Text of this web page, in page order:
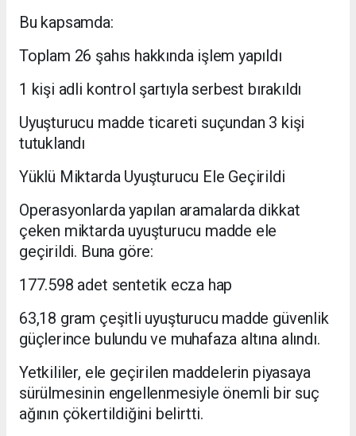
Bu kapsamda:
Toplam 26 şahıs hakkında işlem yapıldı
1 kişi adli kontrol şartıyla serbest bırakıldı
Uyuşturucu madde ticareti suçundan 3 kişi
tutuklandı
Yüklü Miktarda Uyuşturucu Ele Geçirildi
Operasyonlarda yapılan aramalarda dikkat
çeken miktarda uyuşturucu madde ele
geçirildi. Buna göre:
177.598 adet sentetik ecza hap
63,18 gram çeşitli uyuşturucu madde güvenlik
güçlerince bulundu ve muhafaza altına alındı.
Yetkililer, ele geçirilen maddelerin piyasaya
sürülmesinin engellenmesiyle önemli bir suç
ağının çökertildiğini belirtti.